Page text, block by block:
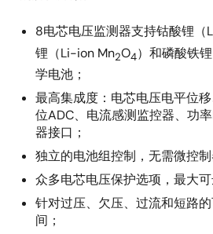
8电芯电压监测器支持钴酸锂（
锂（Li-ion Mn2O4）和磷酸铁
学电池；
最高集成度：电芯电压电平位
位ADC、电流感测监控器、功
器接口；
独立的电池组控制，无需微控制
众多电芯电压保护选项，最大可
针对过压、欠压、过流和短路
间；